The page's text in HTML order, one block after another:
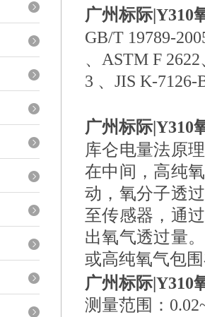
广州标际|Y310
GB/T 19789-
、ASTM F
3 、JIS K-
广州标际|Y310
库仑电量法原
在中间，高纯
动，氧分子透
至传感器，通
出氧气透过量
或高纯氧气包
广州标际|Y310
测量范围：